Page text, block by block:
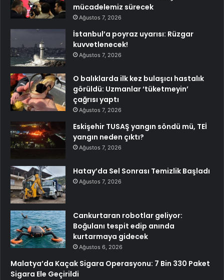
mücadelemiz sürecek
Ağustos 7, 2026
İstanbul’a poyraz uyarısı: Rüzgar
kuvvetlenecek!
Ağustos 7, 2026
O balıklarda ilk kez bulaşıcı hastalık
görüldü: Uzmanlar ‘tüketmeyin’
çağrısı yaptı
Ağustos 7, 2026
Eskişehir TUSAŞ yangın söndü mü, TEİ
yangın neden çıktı?
Ağustos 7, 2026
Hatay’da Sel Sonrası Temizlik Başladı
Ağustos 7, 2026
Cankurtaran robotlar geliyor:
Boğulanı tespit edip anında
kurtarmaya gidecek
Ağustos 6, 2026
Malatya’da Kaçak Sigara Operasyonu: 7 Bin 330 Paket
Sigara Ele Geçirildi